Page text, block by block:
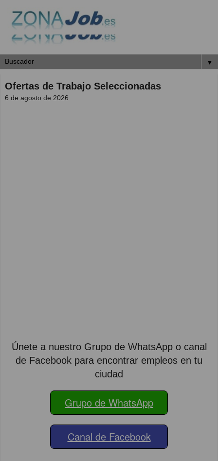
▼
Ofertas de Trabajo Seleccionadas
6 de agosto de 2026
Únete a nuestro Grupo de WhatsApp o canal
de Facebook para encontrar empleos en tu
ciudad
Grupo de WhatsApp
Canal de Facebook